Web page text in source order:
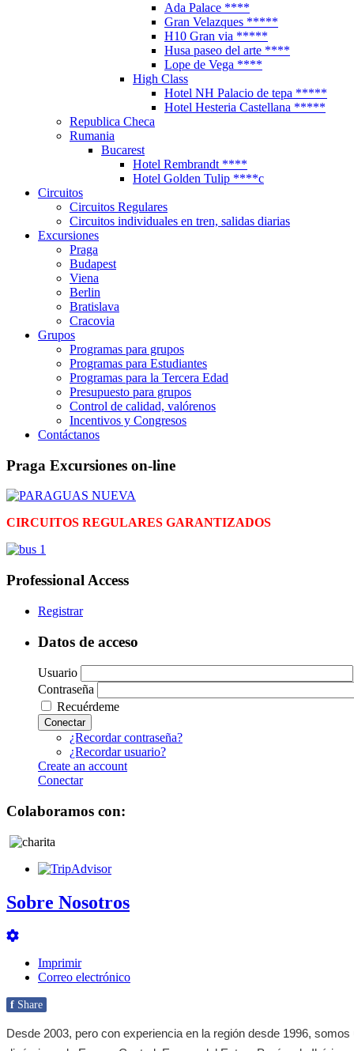
Ada Palace ****
Gran Velazques *****
H10 Gran via *****
Husa paseo del arte ****
Lope de Vega ****
High Class
Hotel NH Palacio de tepa *****
Hotel Hesteria Castellana *****
Republica Checa
Rumania
Bucarest
Hotel Rembrandt ****
Hotel Golden Tulip ****c
Circuitos
Circuitos Regulares
Circuitos individuales en tren, salidas diarias
Excursiones
Praga
Budapest
Viena
Berlin
Bratislava
Cracovia
Grupos
Programas para grupos
Programas para Estudiantes
Programas para la Tercera Edad
Presupuesto para grupos
Control de calidad, valórenos
Incentivos y Congresos
Contáctanos
Praga Excursiones on-line
CIRCUITOS REGULARES GARANTIZADOS
Professional Access
Registrar
Datos de acceso
Usuario
Contraseña
Recuérdeme
Conectar
¿Recordar contraseña?
¿Recordar usuario?
Create an account
Conectar
Colaboramos con:
Sobre Nosotros
Imprimir
Correo electrónico
f Share
Desde 2003, pero con experiencia en la región desde 1996,